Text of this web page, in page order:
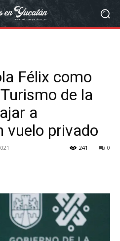
Félix como
de la
a
vuelo privado
0
241